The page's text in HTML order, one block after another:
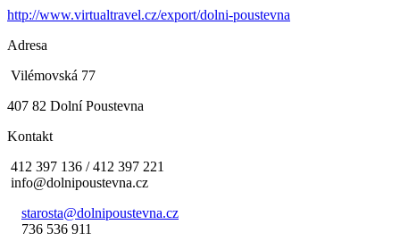
http://www.virtualtravel.cz/export/dolni-poustevna
Adresa
Vilémovská 77
407 82 Dolní Poustevna
Kontakt
412 397 136 / 412 397 221
info@dolnipoustevna.cz
starosta@dolnipoustevna.cz
736 536 911